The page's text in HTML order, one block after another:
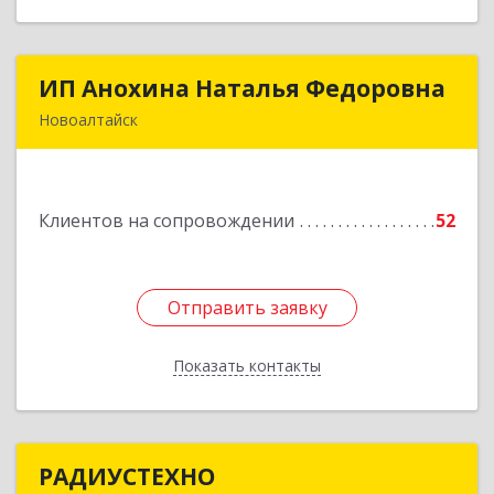
ИП Анохина Наталья Федоровна
Новоалтайск
Клиентов на сопровождении 52
Отправить заявку
Показать контакты
ИП Анохина Наталья Федоровна
Подробнее
Отправить заявку
Назад
РАДИУСТЕХНО